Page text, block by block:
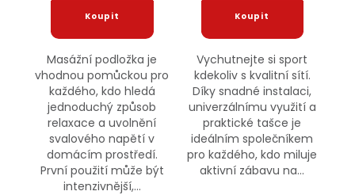
Masážní podložka je
vhodnou pomůckou pro
každého, kdo hledá
jednoduchý způsob
relaxace a uvolnění
svalového napětí v
domácím prostředí.
První použití může být
intenzivnější,...
Vychutnejte si sport
kdekoliv s kvalitní sítí.
Díky snadné instalaci,
univerzálnímu využití a
praktické tašce je
ideálním společníkem
pro každého, kdo miluje
aktivní zábavu na...